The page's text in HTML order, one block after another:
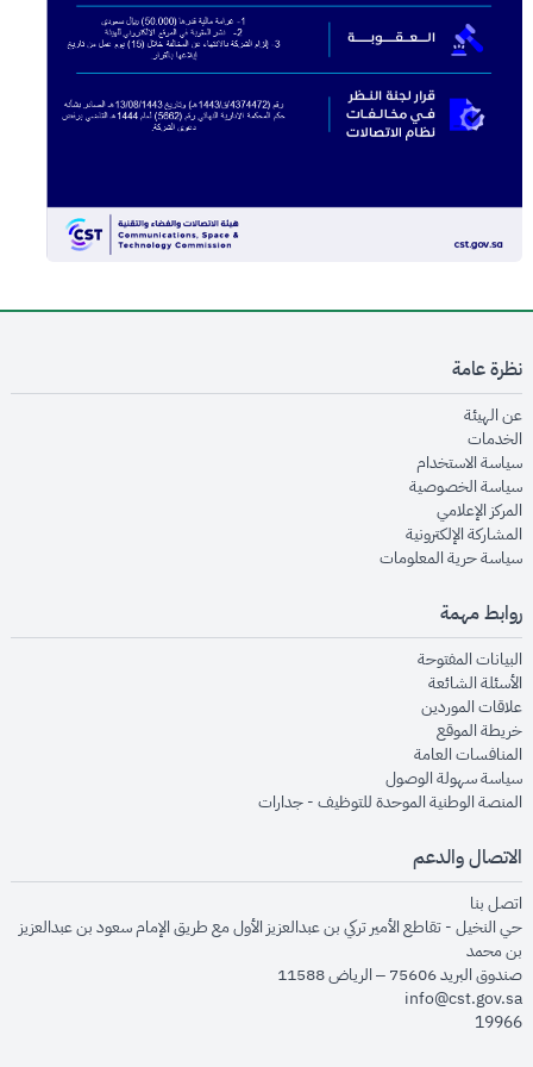
نظرة عامة
عن الهيئةopens in new window
الخدماتopens in new window
سياسة الاستخدام
سياسة الخصوصيةopens in new window
المركز الإعلاميopens in new window
المشاركة الإلكترونيةopens in new window
سياسة حرية المعلوماتopens in new window
روابط مهمة
البيانات المفتوحةopens in new window
الأسئلة الشائعةopens in new window
علاقات الموردينopens in new window
خريطة الموقعopens in new window
المنافسات العامةopens in new window
سياسة سهولة الوصولopens in new window
المنصة الوطنية الموحدة للتوظيف - جداراتopens in new window
الاتصال والدعم
اتصل بنا
حي النخيل - تقاطع الأمير تركي بن عبدالعزيز الأول مع طريق الإمام سعود بن عبدالعزيز
بن محمد
صندوق البريد 75606 – الرياض 11588
info@cst.gov.sa
19966